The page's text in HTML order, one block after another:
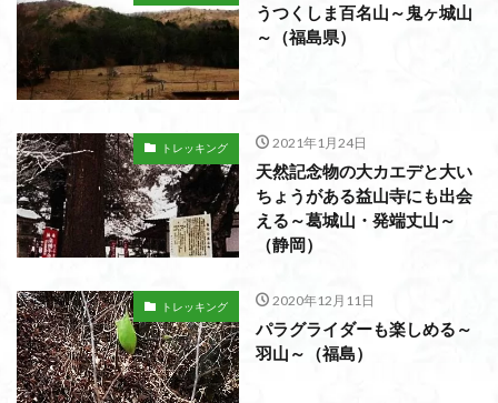
うつくしま百名山～鬼ヶ城山
～（福島県）
トレッキング 2021年1月24日
天然記念物の大カエデと大い
ちょうがある益山寺にも出会
える～葛城山・発端丈山～
（静岡）
トレッキング 2020年12月11日
パラグライダーも楽しめる～
羽山～（福島）